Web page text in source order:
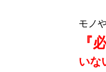
モノ
『
いな